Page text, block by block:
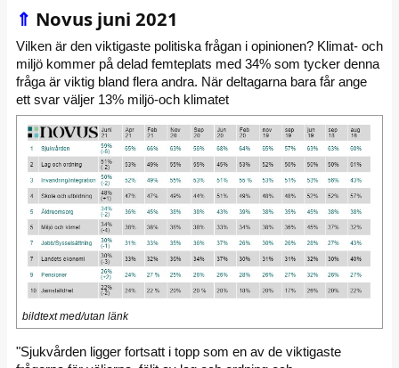
⇑ Novus juni 2021
Vilken är den viktigaste politiska frågan i opinionen? Klimat- och
miljö kommer på delad femteplats med 34% som tycker denna
fråga är viktig bland flera andra. När deltagarna bara får ange
ett svar väljer 13% miljö-och klimatet
bildtext med/utan länk
"Sjukvården ligger fortsatt i topp som en av de viktigaste